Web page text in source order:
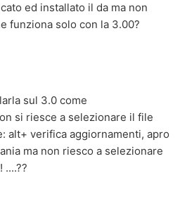
ed installato il da ma non
funziona solo con la 3.00?
sul 3.0 come
si riesce a selezionare il file
alt+ verifica aggiornamenti, apro
ma non riesco a selezionare
....??